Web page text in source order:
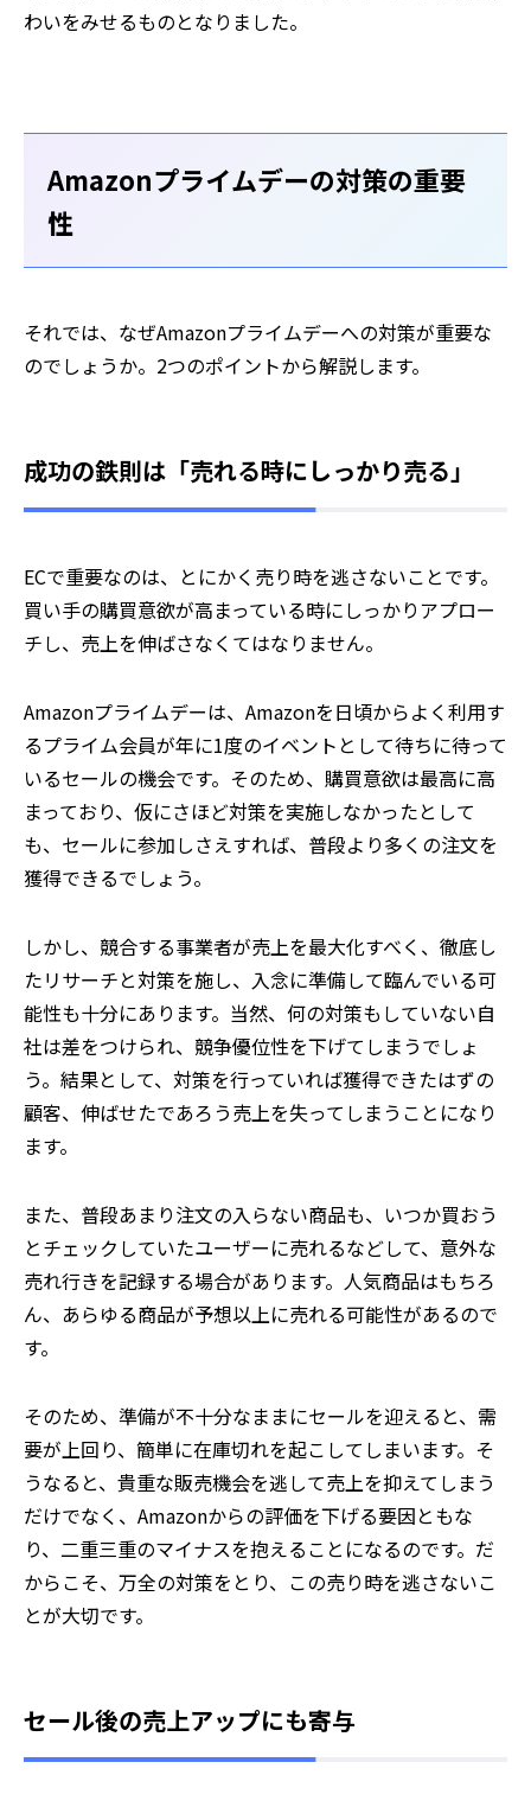
わいをみせるものとなりました。
Amazonプライムデーの対策の重要
性
それでは、なぜAmazonプライムデーへの対策が重要な
のでしょうか。2つのポイントから解説します。
成功の鉄則は「売れる時にしっかり売る」
ECで重要なのは、とにかく売り時を逃さないことです。
買い手の購買意欲が高まっている時にしっかりアプロー
チし、売上を伸ばさなくてはなりません。
Amazonプライムデーは、Amazonを日頃からよく利用す
るプライム会員が年に1度のイベントとして待ちに待って
いるセールの機会です。そのため、購買意欲は最高に高
まっており、仮にさほど対策を実施しなかったとして
も、セールに参加しさえすれば、普段より多くの注文を
獲得できるでしょう。
しかし、競合する事業者が売上を最大化すべく、徹底し
たリサーチと対策を施し、入念に準備して臨んでいる可
能性も十分にあります。当然、何の対策もしていない自
社は差をつけられ、競争優位性を下げてしまうでしょ
う。結果として、対策を行っていれば獲得できたはずの
顧客、伸ばせたであろう売上を失ってしまうことになり
ます。
また、普段あまり注文の入らない商品も、いつか買おう
とチェックしていたユーザーに売れるなどして、意外な
売れ行きを記録する場合があります。人気商品はもちろ
ん、あらゆる商品が予想以上に売れる可能性があるので
す。
そのため、準備が不十分なままにセールを迎えると、需
要が上回り、簡単に在庫切れを起こしてしまいます。そ
うなると、貴重な販売機会を逃して売上を抑えてしまう
だけでなく、Amazonからの評価を下げる要因ともな
り、二重三重のマイナスを抱えることになるのです。だ
からこそ、万全の対策をとり、この売り時を逃さないこ
とが大切です。
セール後の売上アップにも寄与